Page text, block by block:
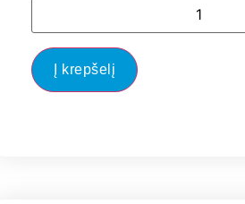
Į krepšelį